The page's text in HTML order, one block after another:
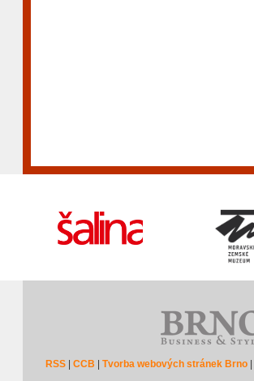
RSS| CCB Tvorba webových stránek Brno|